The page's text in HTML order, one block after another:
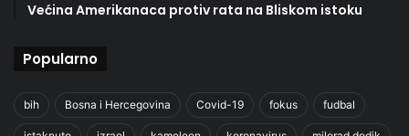
Većina Amerikanaca protiv rata na Bliskom istoku
Popularno
bih Bosna i Hercegovina Covid-19 fokus fudbal